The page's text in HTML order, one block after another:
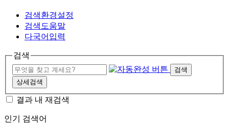
검색환경설정
검색도움말
다국어입력
검색
검색
상세검색
결과 내 재검색
인기 검색어